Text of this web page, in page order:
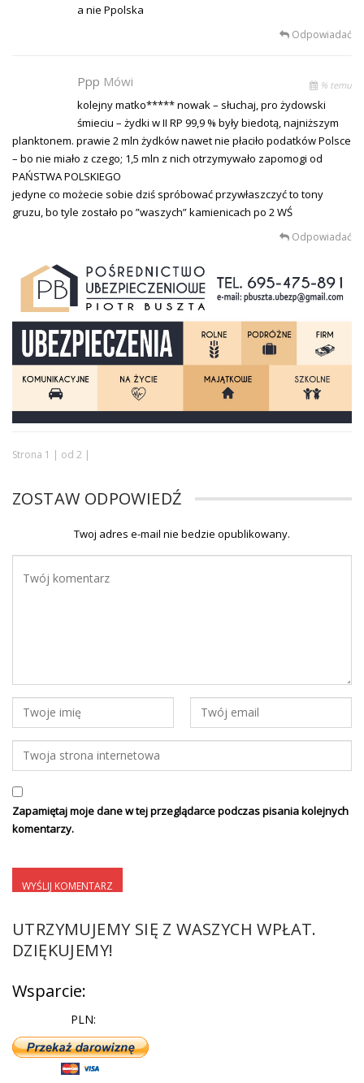
a nie Ppolska
Odpowiadać
Ppp Mówi % temu
kolejny matko***** nowak – słuchaj, pro żydowski
śmieciu – żydki w II RP 99,9 % były biedotą, najniższym
planktonem. prawie 2 mln żydków nawet nie płaciło podatków Polsce
– bo nie miało z czego; 1,5 mln z nich otrzymywało zapomogi od
PAŃSTWA POLSKIEGO
jedyne co możecie sobie dziś spróbować przywłaszczyć to tony
gruzu, bo tyle zostało po ”waszych” kamienicach po 2 WŚ
Odpowiadać
Strona 1 | od 2 |
ZOSTAW ODPOWIEDŹ
Twoj adres e-mail nie bedzie opublikowany.
Zapamiętaj moje dane w tej przeglądarce podczas pisania kolejnych
komentarzy.
UTRZYMUJEMY SIĘ Z WASZYCH WPŁAT.
DZIĘKUJEMY!
Wsparcie:
PLN: